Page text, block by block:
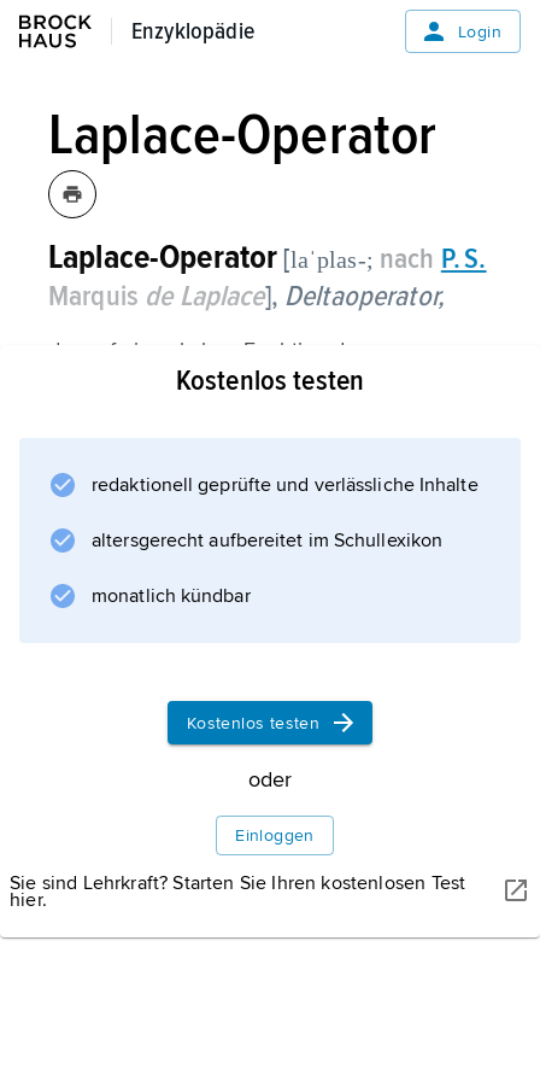
Enzyklopädie
Enzyklopädie Login
Laplace-Operator
Laplace-Operator [laˈplas-; nach P. S.
Marquis de Laplace], Deltaoperator,
der auf eine skalare Funktion der
Ortskoordinaten anwendbare Operator div
,
), Zeichen Δ. Im dreidimensionalen Raum gilt
bei Verwendung kartesischer Koordinaten:
Informationen zum Artikel
Kostenlos testen
redaktionell geprüfte und verlässliche Inhalte
altersgerecht aufbereitet im Schullexikon
monatlich kündbar
Kostenlos testen
oder
Einloggen
Sie sind Lehrkraft? Starten Sie Ihren kostenlosen Test
hier.